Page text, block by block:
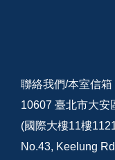
聯絡我們/本室信箱
10607 臺北市大安
(國際大樓11樓
No.43, Keelung